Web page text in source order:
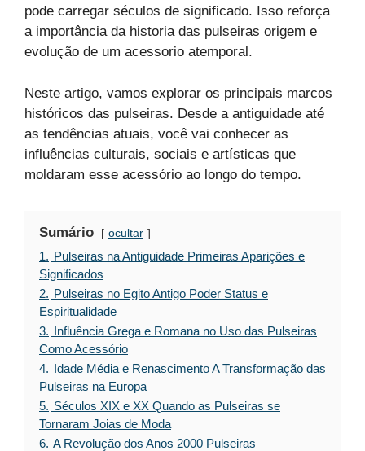
pode carregar séculos de significado. Isso reforça
a importância da historia das pulseiras origem e
evolução de um acessorio atemporal.
Neste artigo, vamos explorar os principais marcos
históricos das pulseiras. Desde a antiguidade até
as tendências atuais, você vai conhecer as
influências culturais, sociais e artísticas que
moldaram esse acessório ao longo do tempo.
Sumário ocultar
1. Pulseiras na Antiguidade Primeiras Aparições e
Significados
2. Pulseiras no Egito Antigo Poder Status e
Espiritualidade
3. Influência Grega e Romana no Uso das Pulseiras
Como Acessório
4. Idade Média e Renascimento A Transformação das
Pulseiras na Europa
5. Séculos XIX e XX Quando as Pulseiras se
Tornaram Joias de Moda
6. A Revolução dos Anos 2000 Pulseiras